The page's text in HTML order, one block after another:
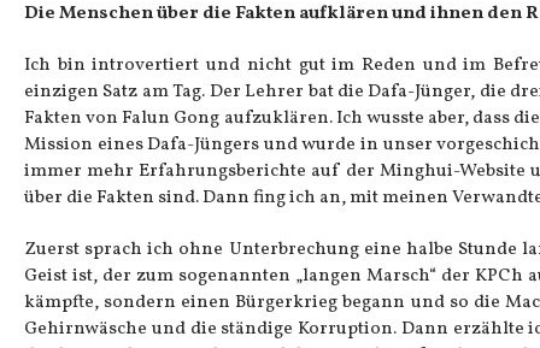
Die Menschen über die Fakten aufklären und ihnen den
Ich bin introvertiert und nicht gut im Reden und im
einzigen Satz am Tag. Der Lehrer bat die Dafa-Jünger, die
Fakten von Falun Gong aufzuklären. Ich wusste aber, dass
Mission eines Dafa-Jüngers und wurde in unser
immer mehr Erfahrungsberichte auf der Minghui-
über die Fakten sind. Dann fing ich an, mit meinen
Zuerst sprach ich ohne Unterbrechung eine halbe Stunde
Geist ist, der zum sogenannten „langen Marsch“ der KPCh
kämpfte, sondern einen Bürgerkrieg begann und so die
Gehirnwäsche und die ständige Korruption. Dann